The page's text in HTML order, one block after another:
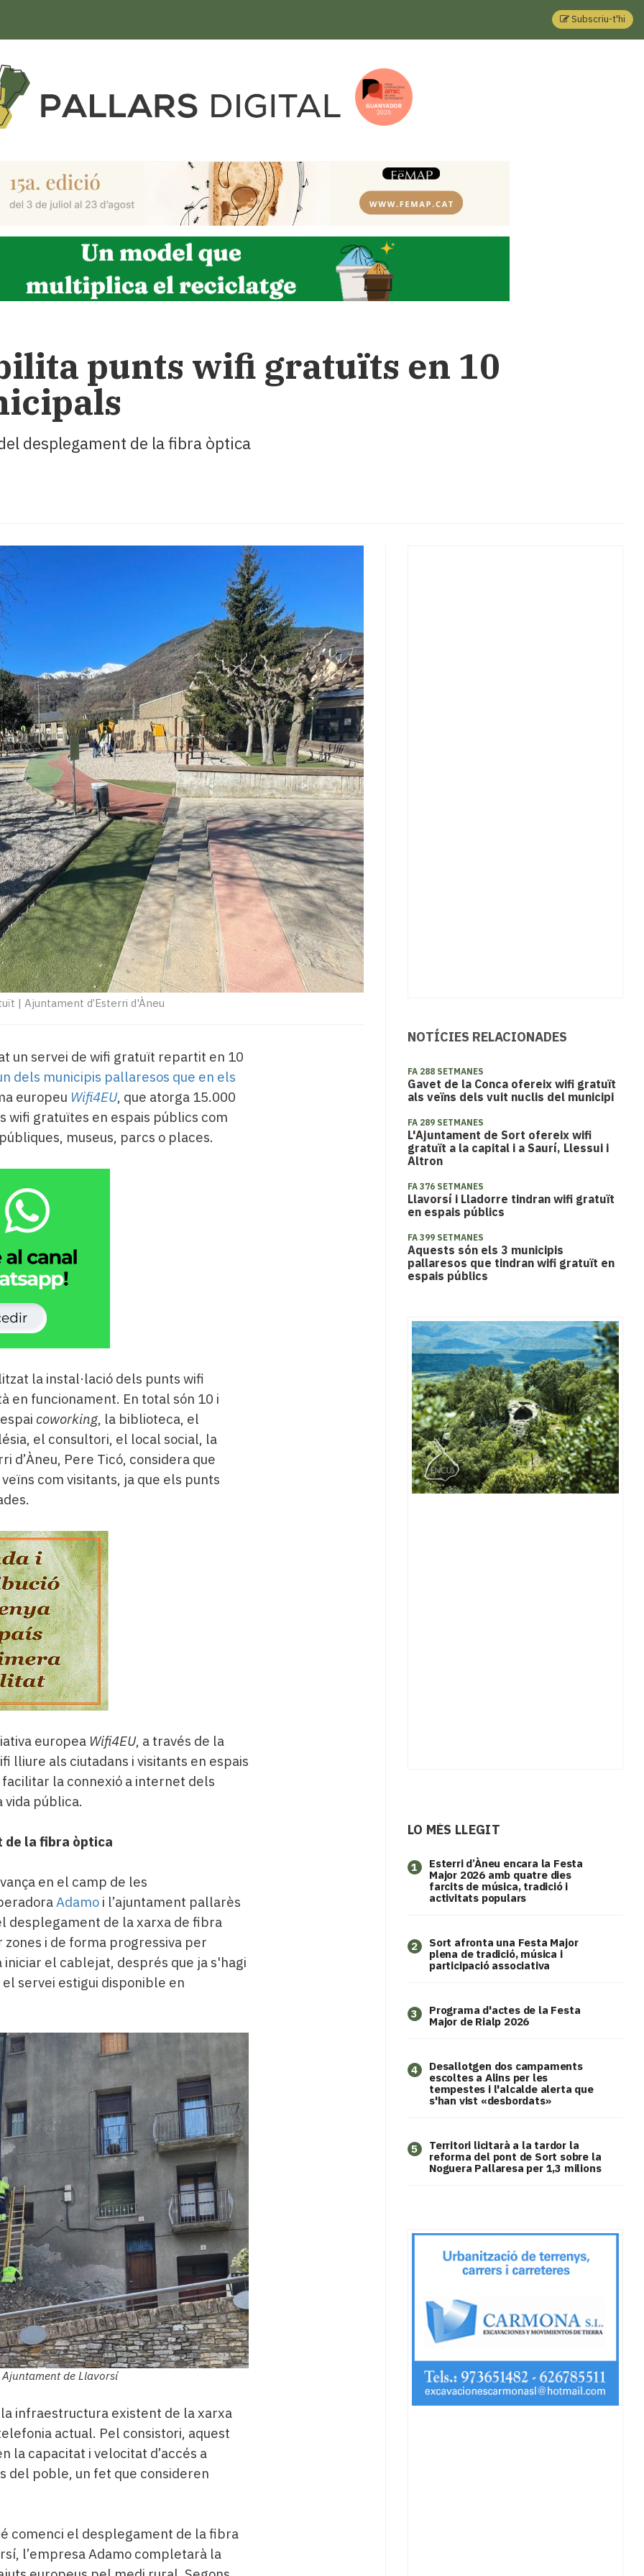
Subscriu-t'hi
punts wifi gratuïts en 10
desplegament de la fibra òptica
| Ajuntament d’Esterri d'Àneu
un servei de wifi gratuït repartit en 10
dels municipis pallaresos que en els
europeu Wifi4EU, que atorga 15.000
wifi gratuïtes en espais públics com
museus, parcs o places.
la instal·lació dels punts wifi
en funcionament. En total són 10 i
coworking, la biblioteca, el
el consultori, el local social, la
d’Àneu, Pere Ticó, considera que
com visitants, ja que els punts
europea Wifi4EU, a través de la
lliure als ciutadans i visitants en espais
la connexió a internet dels
pública.
de la fibra òptica
en el camp de les
Adamoi l’ajuntament pallarès
desplegament de la xarxa de fibra
zones i de forma progressiva per
el cablejat, després que ja s'hagi
el servei estigui disponible en
de Llavorsí
la infraestructura existent de la xarxa
actual. Pel consistori, aquest
la capacitat i velocitat d’accés a
del poble, un fet que consideren
comenci el desplegament de la fibra
l’empresa Adamo completarà la
NOTÍCIES RELACIONADES
FA 288 SETMANES
Gavet de la Conca ofereix wifi gratuït
als veïns dels vuit nuclis del municipi
FA 289 SETMANES
L'Ajuntament de Sort ofereix wifi
gratuït a la capital i a Saurí, Llessui i
Altron
FA 376 SETMANES
Llavorsí i Lladorre tindran wifi gratuït
en espais públics
FA 399 SETMANES
Aquests són els 3 municipis
pallaresos que tindran wifi gratuït en
espais públics
LO MÉS LLEGIT
1
Esterri d’Àneu encara la Festa
Major 2026 amb quatre dies
farcits de música, tradició i
activitats populars
2
Sort afronta una Festa Major
plena de tradició, música i
participació associativa
3
Programa d'actes de la Festa
Major de Rialp 2026
4
​Desallotgen dos campaments
escoltes a Alins per les
tempestes i l'alcalde alerta que
s'han vist «desbordats»
5
Territori licitarà a la tardor la
reforma del pont de Sort sobre la
Noguera Pallaresa per 1,3 milions